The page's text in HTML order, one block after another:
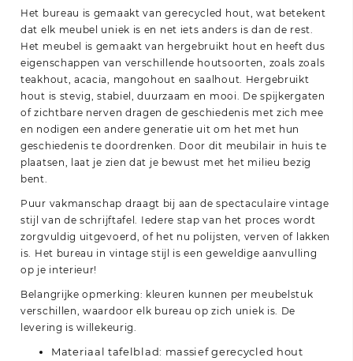
Het bureau is gemaakt van gerecycled hout, wat betekent
dat elk meubel uniek is en net iets anders is dan de rest.
Het meubel is gemaakt van hergebruikt hout en heeft dus
eigenschappen van verschillende houtsoorten, zoals zoals
teakhout, acacia, mangohout en saalhout. Hergebruikt
hout is stevig, stabiel, duurzaam en mooi. De spijkergaten
of zichtbare nerven dragen de geschiedenis met zich mee
en nodigen een andere generatie uit om het met hun
geschiedenis te doordrenken. Door dit meubilair in huis te
plaatsen, laat je zien dat je bewust met het milieu bezig
bent.
Puur vakmanschap draagt bij aan de spectaculaire vintage
stijl van de schrijftafel. Iedere stap van het proces wordt
zorgvuldig uitgevoerd, of het nu polijsten, verven of lakken
is. Het bureau in vintage stijl is een geweldige aanvulling
op je interieur!
Belangrijke opmerking: kleuren kunnen per meubelstuk
verschillen, waardoor elk bureau op zich uniek is. De
levering is willekeurig.
Materiaal tafelblad: massief gerecycled hout